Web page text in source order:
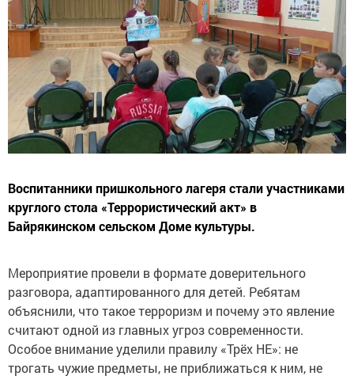
Воспитанники пришкольного лагеря стали участниками
круглого стола «Террористический акт» в
Байрякинском сельском Доме культуры.
Мероприятие провели в формате доверительного
разговора, адаптированного для детей. Ребятам
объяснили, что такое терроризм и почему это явление
считают одной из главных угроз современности.
Особое внимание уделили правилу «Трёх НЕ»: не
трогать чужие предметы, не приближаться к ним, не